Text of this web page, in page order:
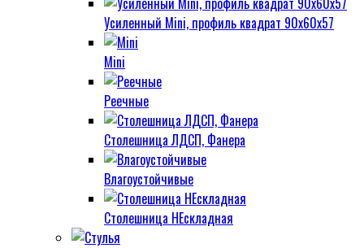
Усиленный Mini, профиль квадрат 90х60х57
Mini
Реечные
Столешница ЛДСП, Фанера
Влагоустойчивые
Столешница НЕскладная